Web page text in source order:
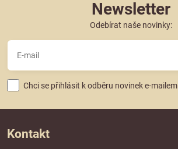
Newsletter
Odebírat naše novinky:
Chci se přihlásit k odběru novinek e-mailem
Kontakt